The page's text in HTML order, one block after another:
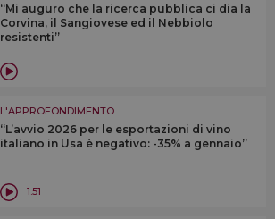
“Mi auguro che la ricerca pubblica ci dia la
Corvina, il Sangiovese ed il Nebbiolo
resistenti”
L'APPROFONDIMENTO
“L’avvio 2026 per le esportazioni di vino
italiano in Usa è negativo: -35% a gennaio”
1:51